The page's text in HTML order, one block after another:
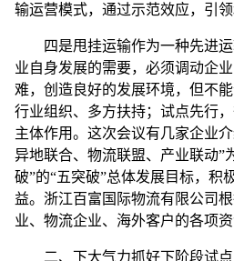
输运营模式，通过示范效应，引
四是甩挂运输作为一种先进运
业自身发展的需要，必须调动企
难，创造良好的发展环境，但不
行业组织、多方扶持；试点先行
主体作用。这次会议有几家企业
异地联合、物流联盟、产业联动”
破”的“五突破”总体发展目标，
益。浙江百富国际物流有限公司
业、物流企业、海外客户的各项
二、下大气力抓好下阶段试点